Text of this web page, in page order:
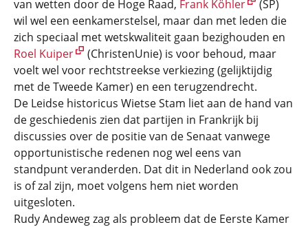
van wetten door de Hoge Raad, Frank Köhler
(SP)
wil wel een eenkamerstelsel, maar dan met leden die
zich speciaal met wetskwaliteit gaan bezighouden en
Roel Kuiper
(ChristenUnie) is voor behoud, maar
voelt wel voor rechtstreekse verkiezing (gelijktijdig
met de Tweede Kamer) en een terugzendrecht.
De Leidse historicus Wietse Stam liet aan de hand van
de geschiedenis zien dat partijen in Frankrijk bij
discussies over de positie van de Senaat vanwege
opportunistische redenen nog wel eens van
standpunt veranderden. Dat dit in Nederland ook zou
is of zal zijn, moet volgens hem niet worden
uitgesloten.
Rudy Andeweg zag als probleem dat de Eerste Kamer